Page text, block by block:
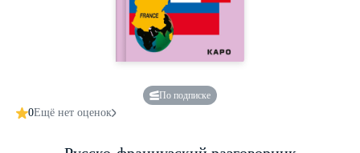
По подписке
0Ещё нет оценок